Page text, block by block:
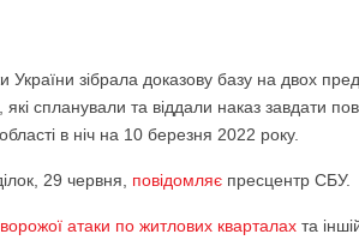
України зібрала доказову базу на двох
спланували та віддали наказ завдати
в ніч на 10 березня 2022 року.
29 червня, повідомляє пресцентр СБУ.
ворожої атаки по житлових кварталах та